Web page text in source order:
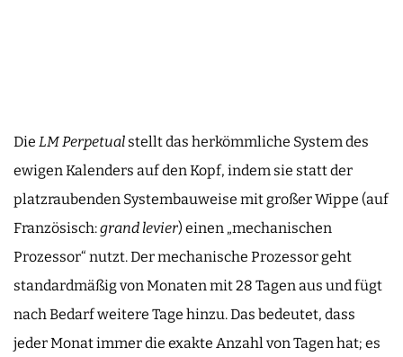
Die LM Perpetual stellt das herkömmliche System des
ewigen Kalenders auf den Kopf, indem sie statt der
platzraubenden Systembauweise mit großer Wippe (auf
Französisch:grand levier) einen „mechanischen
Prozessor“ nutzt. Der mechanische Prozessor geht
standardmäßig von Monaten mit 28 Tagen aus und fügt
nach Bedarf weitere Tage hinzu. Das bedeutet, dass
jeder Monat immer die exakte Anzahl von Tagen hat; es